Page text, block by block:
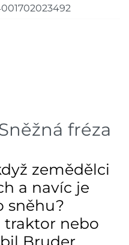
fréza
zemědělci
a navíc je
sněhu?
traktor nebo
Bruder